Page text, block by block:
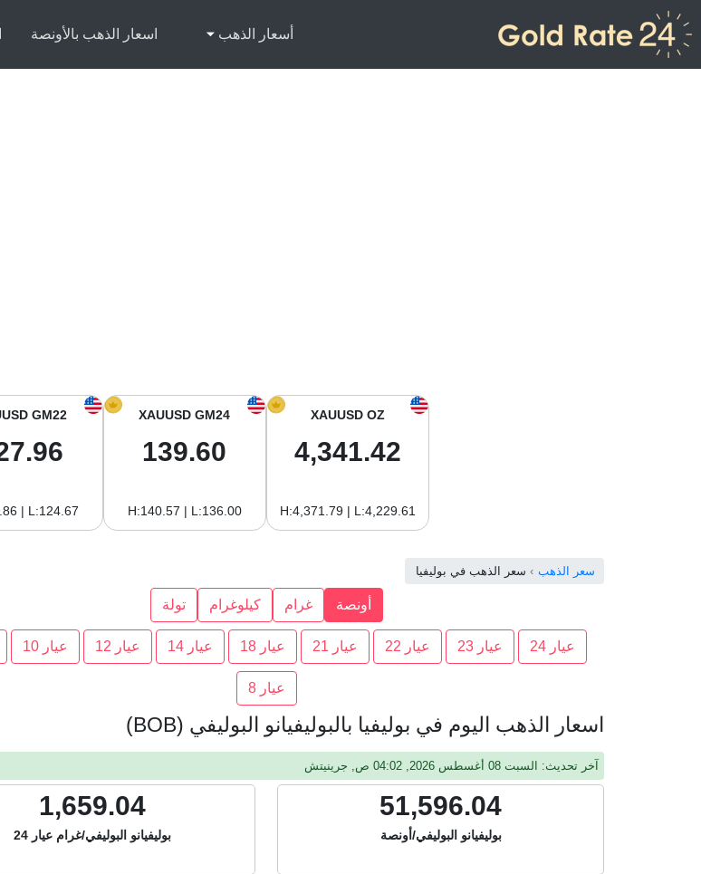
أسعار الذهب اسعار الذهب بالأونصة
XAUUSD OZ
4,341.42
H:4,371.79 | L:4,229.61
XAUUSD GM24
139.60
H:140.57 | L:136.00
GM22
| L:124.67
سعر الذهب سعر الذهب في بوليفيا
أونصة غرام كيلوغرام تولة
عيار 24 عيار 23 عيار 22 عيار 21 عيار 18 عيار 14 عيار 12 عيار 10
عيار 8
اسعار الذهب اليوم في بوليفيا بالبوليفيانو البوليفي (BOB)
آخر تحديث: السبت 08 أغسطس 2026, 04:02 ص, جرينيتش
51,596.04
بوليفيانو البوليفي/أونصة
1,659.04
بوليفيانو البوليفي/غرام عيار 24